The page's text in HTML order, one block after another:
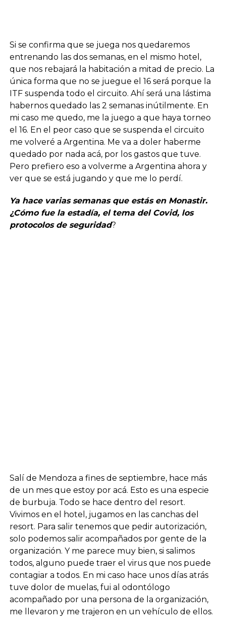
Si se confirma que se juega nos quedaremos
entrenando las dos semanas, en el mismo hotel,
que nos rebajará la habitación a mitad de precio. La
única forma que no se juegue el 16 será porque la
ITF suspenda todo el circuito. Ahí será una lástima
habernos quedado las 2 semanas inútilmente. En
mi caso me quedo, me la juego a que haya torneo
el 16. En el peor caso que se suspenda el circuito
me volveré a Argentina. Me va a doler haberme
quedado por nada acá, por los gastos que tuve.
Pero prefiero eso a volverme a Argentina ahora y
ver que se está jugando y que me lo perdí.
Ya hace varias semanas que estás en Monastir.
¿Cómo fue la estadía, el tema del Covid, los
protocolos de seguridad?
Salí de Mendoza a fines de septiembre, hace más
de un mes que estoy por acá. Esto es una especie
de burbuja. Todo se hace dentro del resort.
Vivimos en el hotel, jugamos en las canchas del
resort. Para salir tenemos que pedir autorización,
solo podemos salir acompañados por gente de la
organización. Y me parece muy bien, si salimos
todos, alguno puede traer el virus que nos puede
contagiar a todos. En mi caso hace unos días atrás
tuve dolor de muelas, fui al odontólogo
acompañado por una persona de la organización,
me llevaron y me trajeron en un vehículo de ellos.